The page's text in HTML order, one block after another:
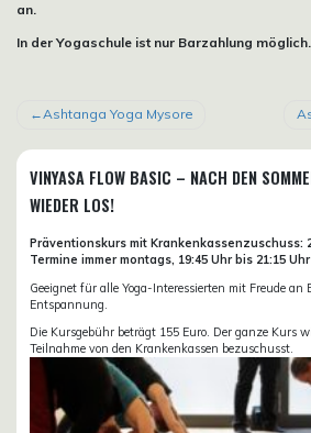
an.
In der Yogaschule ist nur Barzahlung möglich.
BEITRAGSNAVIGATION
Ashtanga Yoga Mysore
VINYASA FLOW BASIC – NACH DEN
WIEDER LOS!
Präventionskurs mit Krankenkassenzuschuss:
Termine immer montags, 19:45 Uhr bis 21:15 Uhr
Geeignet für alle Yoga-Interessierten mit Freude
Entspannung.
Die Kursgebühr beträgt 155 Euro. Der ganze Kurs
Teilnahme von den Krankenkassen bezuschusst.